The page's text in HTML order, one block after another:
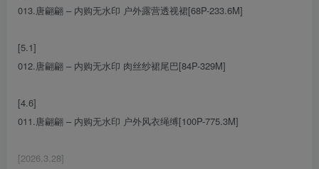
013.唐翩翩 – 内购无水印 户外露营透视裙[68P-233.6M]
[5.1]
012.唐翩翩 – 内购无水印 肉丝纱裙尾巴[84P-329M]
[4.6]
011.唐翩翩 – 内购无水印 户外风衣绳缚[100P-775.3M]
[2026.3.28]